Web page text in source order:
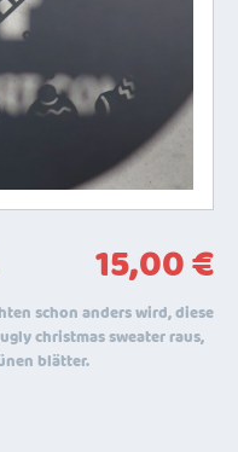
15,00€
schon anders wird, diese
christmas sweater raus,
blätter.